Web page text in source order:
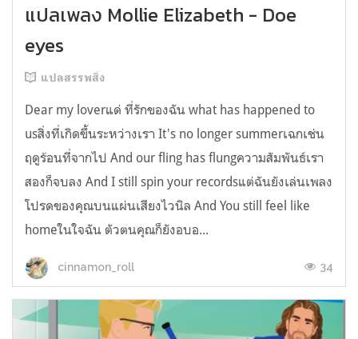
แปลเพลง Mollie Elizabeth - Doe
eyes
แปลสรรพสิ่ง
Dear my loverแด่ ที่รักของฉัน what has happened to
usสิ่งที่เกิดขึ้นระหว่างเรา It's no longer summerเฉกเช่น
ฤดูร้อนที่จากไป And our fling has flungความสัมพันธ์เรา
สองก็จบลง And I still spin your recordsแต่ฉันยังเล่นเพลง
โปรดของคุณบนแผ่นเสียงไวนิล And You still feel like
homeในใจฉัน ตัวตนคุณก็ยังอบอ...
cinnamon_roll 34